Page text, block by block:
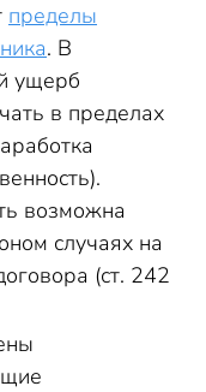
пределы
. В
ущерб
в пределах
возможна
случаях на
(ст. 242